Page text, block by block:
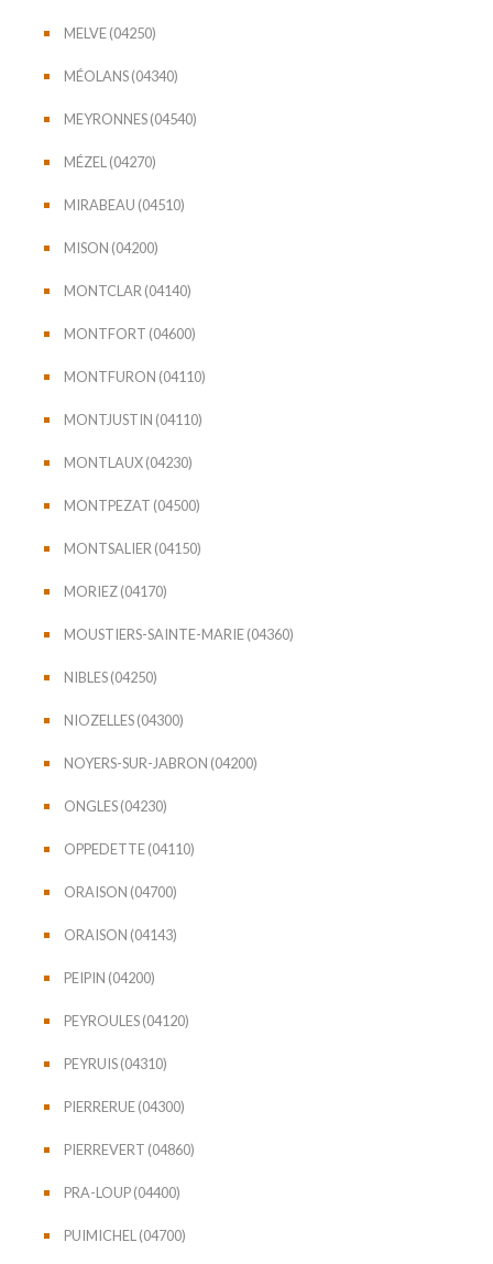
MELVE (04250)
MÉOLANS (04340)
MEYRONNES (04540)
MÉZEL (04270)
MIRABEAU (04510)
MISON (04200)
MONTCLAR (04140)
MONTFORT (04600)
MONTFURON (04110)
MONTJUSTIN (04110)
MONTLAUX (04230)
MONTPEZAT (04500)
MONTSALIER (04150)
MORIEZ (04170)
MOUSTIERS-SAINTE-MARIE (04360)
NIBLES (04250)
NIOZELLES (04300)
NOYERS-SUR-JABRON (04200)
ONGLES (04230)
OPPEDETTE (04110)
ORAISON (04700)
ORAISON (04143)
PEIPIN (04200)
PEYROULES (04120)
PEYRUIS (04310)
PIERRERUE (04300)
PIERREVERT (04860)
PRA-LOUP (04400)
PUIMICHEL (04700)